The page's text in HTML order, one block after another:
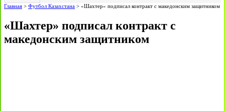
Главная > Футбол Казахстана > «Шахтер» подписал контракт с македонским защитником
«Шахтер» подписал контракт с
македонским защитником